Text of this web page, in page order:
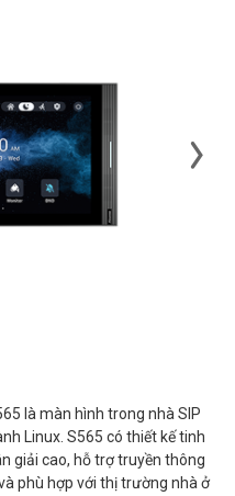
là màn hình trong nhà SIP
Linux. S565 có thiết kế tinh
giải cao, hỗ trợ truyền thông
phù hợp với thị trường nhà ở